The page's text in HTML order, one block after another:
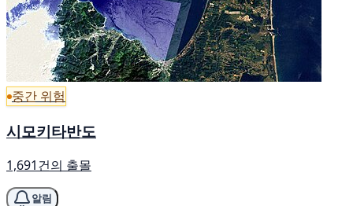
중간 위험
시모키타반도
1,691건의 출몰
알림